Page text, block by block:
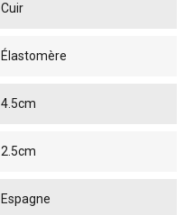
Cuir
Élastomère
4.5cm
2.5cm
Espagne